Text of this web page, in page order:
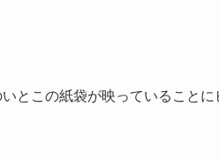
とこの紙袋が映っていることに